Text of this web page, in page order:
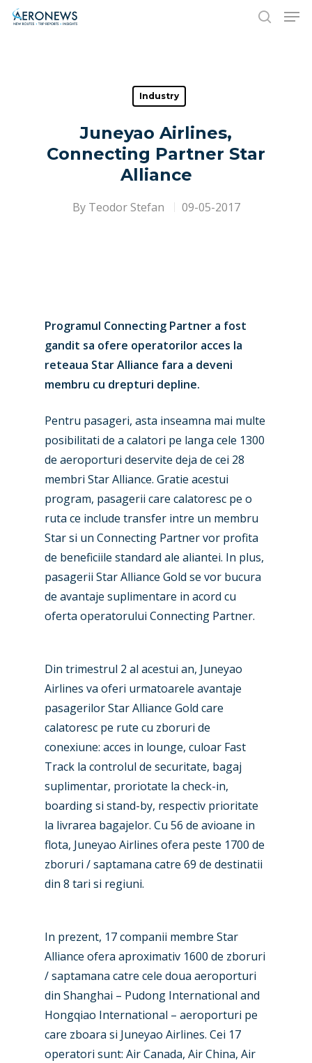
Hit enter to search or ESC to close
Industry
Juneyao Airlines,
Connecting Partner Star
Alliance
By Teodor Stefan 09-05-2017
Programul Connecting Partner a fost
gandit sa ofere operatorilor acces la
reteaua Star Alliance fara a deveni
membru cu drepturi depline.
Pentru pasageri, asta inseamna mai multe
posibilitati de a calatori pe langa cele 1300
de aeroporturi deservite deja de cei 28
membri Star Alliance. Gratie acestui
program, pasagerii care calatoresc pe o
ruta ce include transfer intre un membru
Star si un Connecting Partner vor profita
de beneficiile standard ale aliantei. In plus,
pasagerii Star Alliance Gold se vor bucura
de avantaje suplimentare in acord cu
oferta operatorului Connecting Partner.
Din trimestrul 2 al acestui an, Juneyao
Airlines va oferi urmatoarele avantaje
pasagerilor Star Alliance Gold care
calatoresc pe rute cu zboruri de
conexiune: acces in lounge, culoar Fast
Track la controlul de securitate, bagaj
suplimentar, proriotate la check-in,
boarding si stand-by, respectiv prioritate
la livrarea bagajelor. Cu 56 de avioane in
flota, Juneyao Airlines ofera peste 1700 de
zboruri / saptamana catre 69 de destinatii
din 8 tari si regiuni.
In prezent, 17 companii membre Star
Alliance ofera aproximativ 1600 de zboruri
/ saptamana catre cele doua aeroporturi
din Shanghai – Pudong International and
Hongqiao International – aeroporturi pe
care zboara si Juneyao Airlines. Cei 17
operatori sunt: Air Canada, Air China, Air
New Routes
Industry
Accidents / Incidents
Airshows